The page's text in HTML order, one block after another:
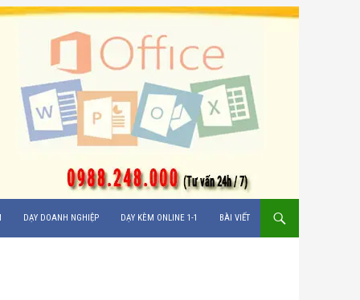
DẠY DOANH NGHIỆP DẠY KÈM ONLINE 1-1 BÀI VIẾT